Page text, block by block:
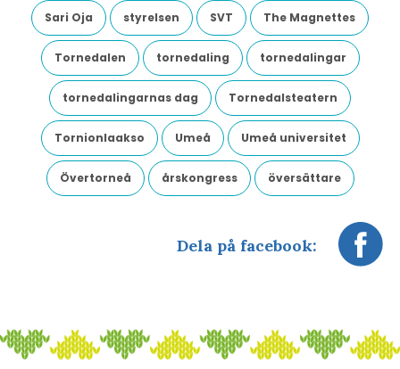
Sari Oja styrelsen SVT The Magnettes
Tornedalen tornedaling tornedalingar
tornedalingarnas dag Tornedalsteatern
Tornionlaakso Umeå Umeå universitet
Övertorneå årskongress översättare
Dela på facebook: